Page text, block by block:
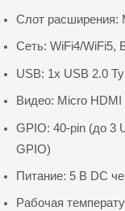
Слот расширения:
Сеть: WiFi4/WiFi5,
USB: 1x USB 2.0
Видео: Micro HDMI
GPIO: 40-pin (до 3
GPIO)
Питание: 5 В DC
Рабочая